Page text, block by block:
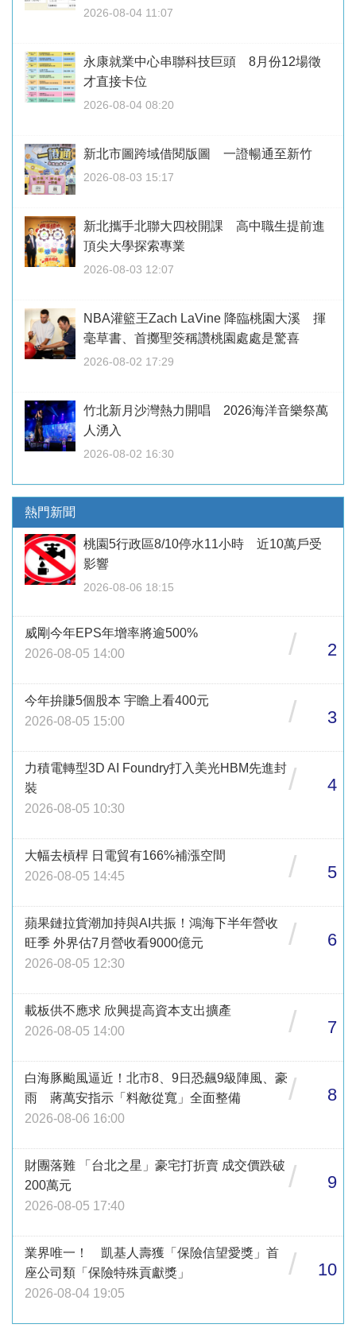
2026-08-04 11:07
永康就業中心串聯科技巨頭 8月份12場徵
才直接卡位
2026-08-04 08:20
新北市圖跨域借閱版圖 一證暢通至新竹
2026-08-03 15:17
新北攜手北聯大四校開課 高中職生提前進
頂尖大學探索專業
2026-08-03 12:07
NBA灌籃王Zach LaVine 降臨桃園大溪 揮
毫草書、首擲聖筊稱讚桃園處處是驚喜
2026-08-02 17:29
竹北新月沙灣熱力開唱 2026海洋音樂祭萬
人湧入
2026-08-02 16:30
熱門新聞
桃園5行政區8/10停水11小時 近10萬戶受
影響
2026-08-06 18:15
威剛今年EPS年增率將逾500%
2026-08-05 14:00
/ 2
今年拚賺5個股本 宇瞻上看400元
2026-08-05 15:00
/ 3
力積電轉型3D AI Foundry打入美光HBM先進封
裝
2026-08-05 10:30
/ 4
大幅去槓桿 日電貿有166%補漲空間
2026-08-05 14:45
/ 5
蘋果鏈拉貨潮加持與AI共振！鴻海下半年營收
旺季 外界估7月營收看9000億元
2026-08-05 12:30
/ 6
載板供不應求 欣興提高資本支出擴產
2026-08-05 14:00
/ 7
白海豚颱風逼近！北市8、9日恐飆9級陣風、豪
雨 蔣萬安指示「料敵從寬」全面整備
2026-08-06 16:00
/ 8
財團落難 「台北之星」豪宅打折賣 成交價跌破
200萬元
2026-08-05 17:40
/ 9
業界唯一！ 凱基人壽獲「保險信望愛獎」首
座公司類「保險特殊貢獻獎」
2026-08-04 19:05
/ 10